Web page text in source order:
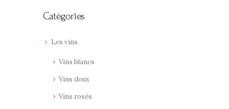
Catégories
Les vins
Vins blancs
Vins doux
Vins rosés